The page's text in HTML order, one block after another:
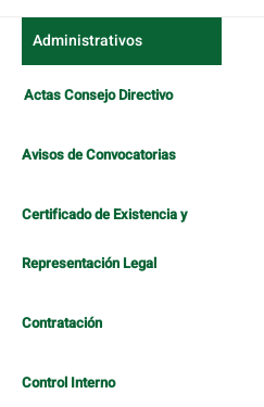
Administrativos
Actas Consejo Directivo
Avisos de Convocatorias
Certificado de Existencia y
Representación Legal
Contratación
Control Interno